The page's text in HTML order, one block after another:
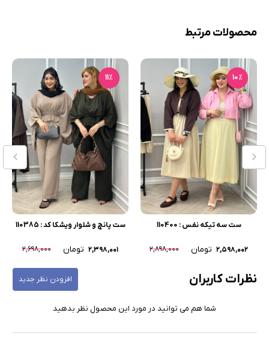
محصولات مرتبط
10٪
ست سه تیکه نفس : 110400
۲,۵۹۸,۰۰۲ تومان ۲,۸۹۸,۰۰۰
11٪
ست پانچ و شلوار ویشکا کد : 110385
۲,۳۹۸,۰۰۱ تومان ۲,۶۹۸,۰۰۰
نظرات کاربران افزودن نظر جدید
شما هم می توانید در مورد این محصول نظر بدهید